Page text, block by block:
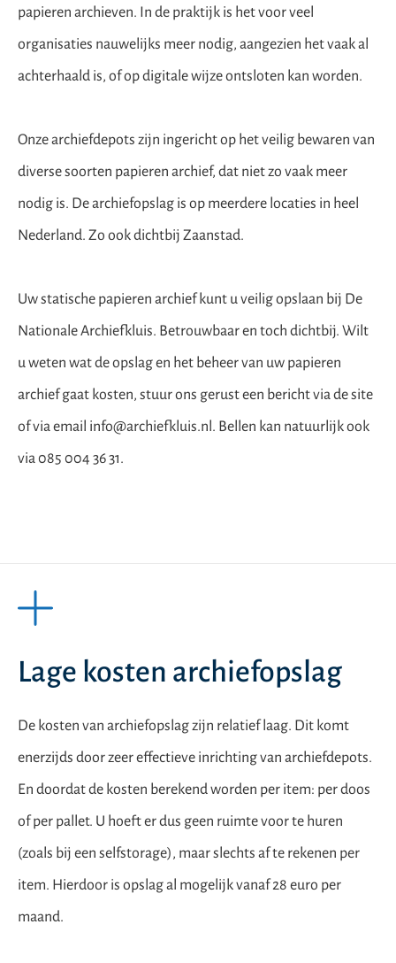
papieren archieven. In de praktijk is het voor veel
organisaties nauwelijks meer nodig, aangezien het vaak al
achterhaald is, of op digitale wijze ontsloten kan worden.
Onze archiefdepots zijn ingericht op het veilig bewaren van
diverse soorten papieren archief, dat niet zo vaak meer
nodig is. De archiefopslag is op meerdere locaties in heel
Nederland. Zo ook dichtbij Zaanstad.
Uw statische papieren archief kunt u veilig opslaan bij De
Nationale Archiefkluis. Betrouwbaar en toch dichtbij. Wilt
u weten wat deopslag en het beheer van uw papieren
archief gaat kosten, stuur ons gerust een bericht via de site
of via email info@archiefkluis.nl. Bellen kan natuurlijk ook
via 085 004 36 31.
Lage kosten archiefopslag
De kosten van archiefopslag zijn relatief laag. Dit komt
enerzijds door zeer effectieve inrichting van archiefdepots.
En doordat de kosten berekend worden per item: per doos
of per pallet. U hoeft er dus geen ruimte voor te huren
(zoals bij een selfstorage), maar slechts af te rekenen per
item. Hierdoor is opslag al mogelijk vanaf 28 euro per
maand.